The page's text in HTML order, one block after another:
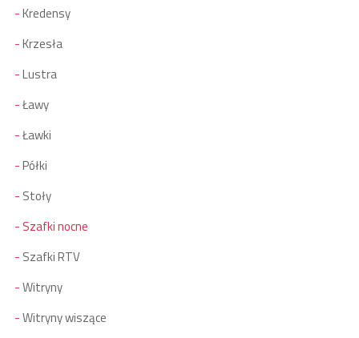
Kredensy
Krzesła
Lustra
Ławy
Ławki
Półki
Stoły
Szafki nocne
Szafki RTV
Witryny
Witryny wiszące